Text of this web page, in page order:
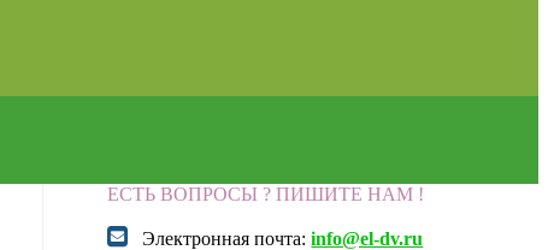
ЕСТЬ ВОПРОСЫ ? ПИШИТЕ НАМ !
Электронная почта:info@el-dv.ru